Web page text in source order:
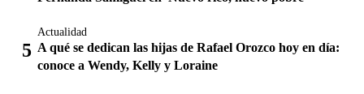
Actualidad
A qué se dedican las hijas de Rafael Orozco hoy en día:
conoce a Wendy, Kelly y Loraine